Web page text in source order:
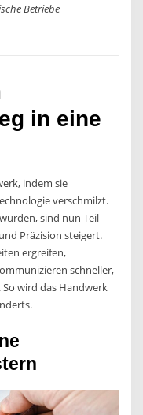
Betriebe
in eine
indem sie
verschmilzt.
sind nun Teil
Präzision steigert.
ergreifen,
schneller,
wird das Handwerk